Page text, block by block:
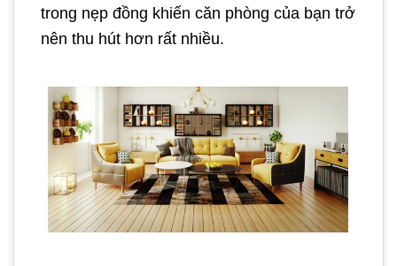
trong nẹp đồng khiến căn phòng của bạn trở
nên thu hút hơn rất nhiều.